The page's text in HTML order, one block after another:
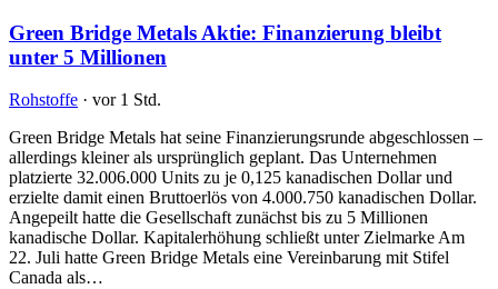
Green Bridge Metals Aktie: Finanzierung bleibt
unter 5 Millionen
Rohstoffe · vor 1 Std.
Green Bridge Metals hat seine Finanzierungsrunde abgeschlossen –
allerdings kleiner als ursprünglich geplant. Das Unternehmen
platzierte 32.006.000 Units zu je 0,125 kanadischen Dollar und
erzielte damit einen Bruttoerlös von 4.000.750 kanadischen Dollar.
Angepeilt hatte die Gesellschaft zunächst bis zu 5 Millionen
kanadische Dollar. Kapitalerhöhung schließt unter Zielmarke Am
22. Juli hatte Green Bridge Metals eine Vereinbarung mit Stifel
Canada als…